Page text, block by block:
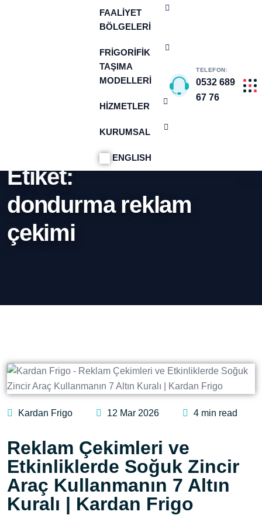
FAALIYET
BÖLGELERI
FRIGORIFIK
TAŞIMA
MODELLERI
HIZMETLER
KURUMSAL
ENGLISH
TELEFON:
0532 689
67 76
Etiket:
dondurma reklam
çekimi
Kardan Frigo 12 Mar 2026 4 min read
Reklam Çekimleri ve
Etkinliklerde Soğuk Zincir
Araç Kullanmanın 7 Altın
Kuralı | Kardan Frigo